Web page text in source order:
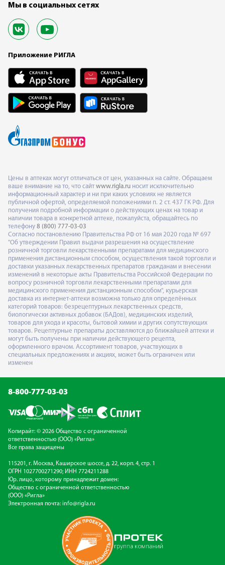
Мы в социальных сетях
Приложение РИГЛА
Цены в аптеках могут отличаться от цен, указанных на сайте. Обращаем
ваше внимание на то, что сайт www.rigla.ru носит исключительно
информационный характер и ни при каких условиях не является
публичной офертой, определяемой положениями п. 2 ст. 437 ГК РФ. Для
получения подробной информации о действующих ценах на товар и
наличии товара в конкретной аптеке, пожалуйста, обращайтесь по
телефону 8 (800) 777-03-03
Согласно постановлению Правительства РФ от 16 мая 2020 года № 697
"Об утверждении Правил выдачи разрешения на осуществление
розничной торговли лекарственными препаратами для медицинского
применения дистанционным способом, осуществления такой торговли и
доставки указанных лекарственных препаратов гражданам и внесении
изменений в некоторые акты Правительства Российской Федерации по
вопросу розничной торговли лекарственными препаратами для
медицинского применения дистанционным способом", курьерская
доставка из интернет-аптеки возможна только для определённых
категорий товаров: безрецептурных лекарственных средств,
биологически активных добавок (БАДов), медицинских изделий,
товаров для ухода и красоты, бытовой химии и других сопутствующих
товаров. Рецептурные препараты доставляются до ближайшей аптеки и
могут быть получены при наличии действующего рецепта,
оформленного врачом. Ассортимент товаров, участвующих в
специальных предложениях и акциях, может быть ограничен или
изменен
8-800-777-03-03
Копирайт: © 2026 Общество с ограниченной
ответственностью (ООО) «Ригла»
Все права защищены
115201, г. Москва, Каширское шоссе, д. 22, корп. 4, стр. 1
ОГРН 1027700271290; ИНН 7724211288
Юр. лицо, которому принадлежит домен:
Общество с ограниченной ответственностью
(ООО) «Ригла»
Электронная почта: info@rigla.ru